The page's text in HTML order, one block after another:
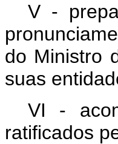
V -
do Ministro
suas
VI -
ratificados